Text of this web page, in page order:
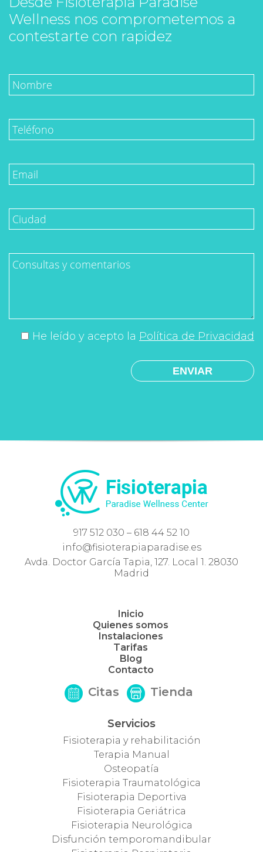
Wellness nos comprometemos a
contestarte con rapidez
He leído y acepto la Política de Privacidad
917 512 030 – 618 44 52 10
info@fisioterapiaparadise.es
Avda. Doctor García Tapia, 127. Local 1. 28030
Madrid
Inicio
Quienes somos
Instalaciones
Tarifas
Blog
Contacto
Citas Tienda
Servicios
Fisioterapia y rehabilitación
Terapia Manual
Osteopatía
Fisioterapia Traumatológica
Fisioterapia Deportiva
Fisioterapia Geriátrica
Fisioterapia Neurológica
Disfunción temporomandibular